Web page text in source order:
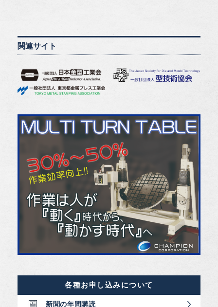
関連サイト
各種お申し込みについて
新聞の年間購読